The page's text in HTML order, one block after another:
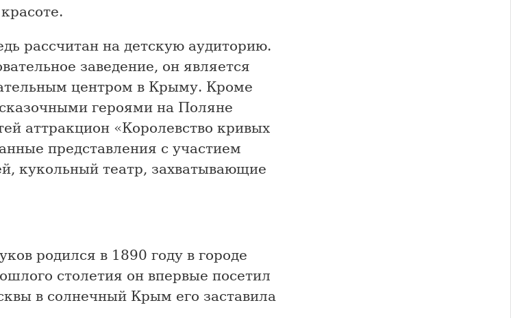
рассчитан на детскую аудиторию.
заведение, он является
центром в Крыму. Кроме
героями на Поляне
аттракцион «Королевство кривых
представления с участием
кукольный театр, захватывающие
родился в 1890 году в городе
столетия он впервые посетил
в солнечный Крым его заставила